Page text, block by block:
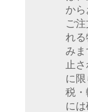
か
ご
れ
み
止
に
税
に